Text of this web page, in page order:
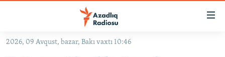
Əsas
2026, 09 Avqust, bazar, Bakı vaxtı 10:46